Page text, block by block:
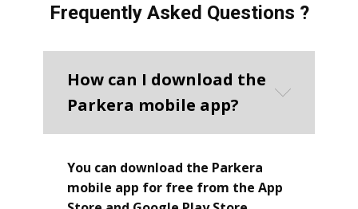
Frequently Asked Questions ?
How can I download the
Parkera mobile app?
You can download the Parkera
mobile app for free from the App